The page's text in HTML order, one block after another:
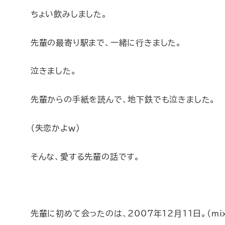
ちょい飲みしました。
先輩の最寄り駅まで、一緒に行きました。
泣きました。
先輩からの手紙を読んで、地下鉄でも泣きました。
（失恋かよｗ）
そんな、愛する先輩の話です。
先輩に初めて会ったのは、2007年12月11日。（